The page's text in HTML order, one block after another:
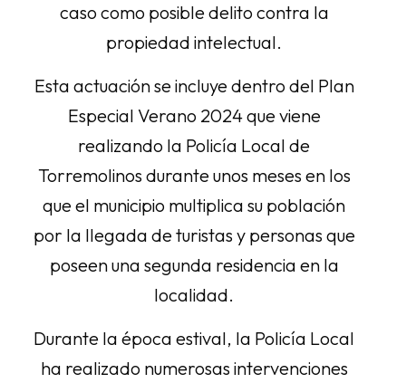
caso como posible delito contra la
propiedad intelectual.
Esta actuación se incluye dentro del Plan
Especial Verano 2024 que viene
realizando la Policía Local de
Torremolinos durante unos meses en los
que el municipio multiplica su población
por la llegada de turistas y personas que
poseen una segunda residencia en la
localidad.
Durante la época estival, la Policía Local
ha realizado numerosas intervenciones